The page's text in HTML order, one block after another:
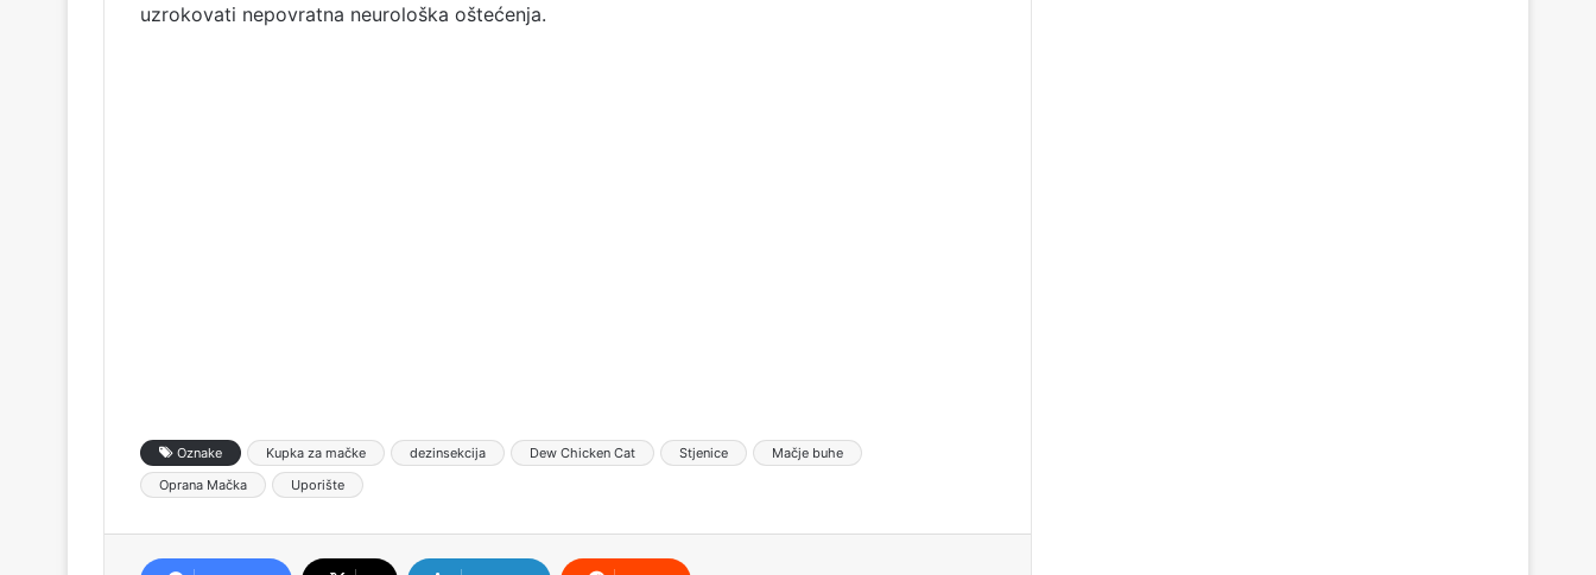
uzrokovati nepovratna neurološka oštećenja.
Oznake Kupka za mačke dezinsekcija Dew Chicken Cat Stjenice
Mačje buhe
Oprana Mačka
Uporište